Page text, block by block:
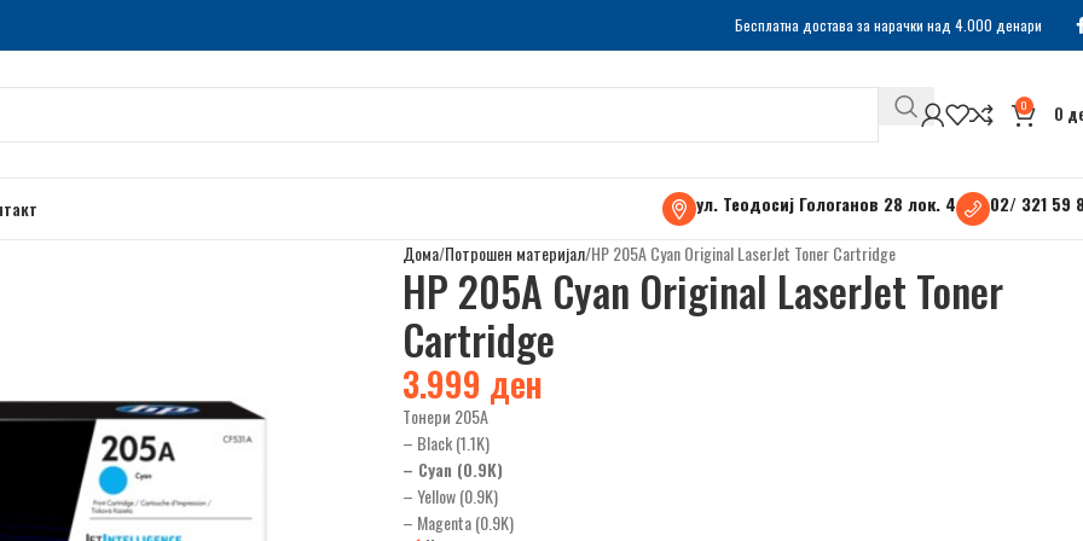
Бесплатна достава за нарачки над 4.000 денари
0 0
ул. Теодосиј Гологанов 28 лок. 4 02/ 321 59
Дома Потрошен материјал HP 205A Cyan Original LaserJet Toner Cartridge
HP 205A Cyan Original LaserJet Toner
Cartridge
3.999 ден
Tонери 205А
– Black (1.1K)
– Cyan (0.9K)
– Yellow (0.9K)
– Magenta (0.9K)